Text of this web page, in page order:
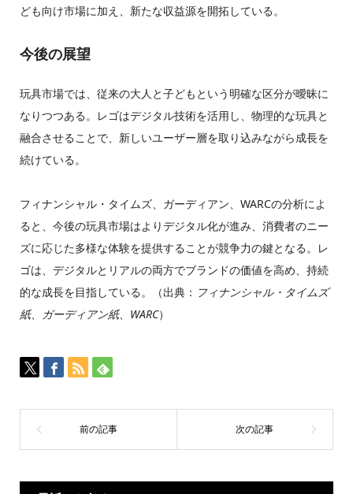
ども向け市場に加え、新たな収益源を開拓している。
今後の展望
玩具市場では、従来の大人と子どもという明確な区分が曖昧に
なりつつある。レゴはデジタル技術を活用し、物理的な玩具と
融合させることで、新しいユーザー層を取り込みながら成長を
続けている。
フィナンシャル・タイムズ、ガーディアン、WARCの分析によ
ると、今後の玩具市場はよりデジタル化が進み、消費者のニー
ズに応じた多様な体験を提供することが競争力の鍵となる。レ
ゴは、デジタルとリアルの両方でブランドの価値を高め、持続
的な成長を目指している。（出典： フィナンシャル・タイムズ
紙、ガーディアン紙、WARC）